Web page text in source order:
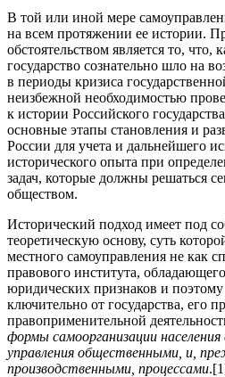
В той или иной мере
на всем протяжении ее истории.
обстоятельством является то, что,
государство сознательно шло на
в пе­риоды кризиса
неизбежной необходимостью
к истории Российского
основные этапы становления и
России для учета и дальнейшего
исторического опыта при
задач, которые должны решаться
обществом.
Исторический подход имеет под
теоретическую основу, суть
местного са­моуправления не как
пра­вового института,
юридических признаков и
ключительно от государства, его
правоприменительной
формы самоорганизации населения
управления общественными, и,
производственными, процессами